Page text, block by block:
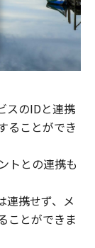
スのIDと連携
ることができ
トとの連携も
携せず、メ
ことができま